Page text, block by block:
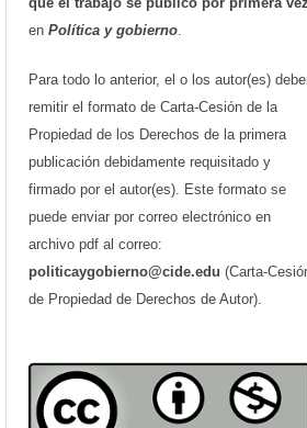
en Política y gobierno
Para todo lo anterior, el o los autor(es)
remitir el formato de Carta-Cesión de la
Propiedad de los Derechos de la primera
publicación debidamente requisitado y
firmado por el autor(es). Este formato se
puede enviar por correo electrónico en
archivo pdf al correo:
politicaygobierno@cide.edu (Carta-
de Propiedad de Derechos de Autor).